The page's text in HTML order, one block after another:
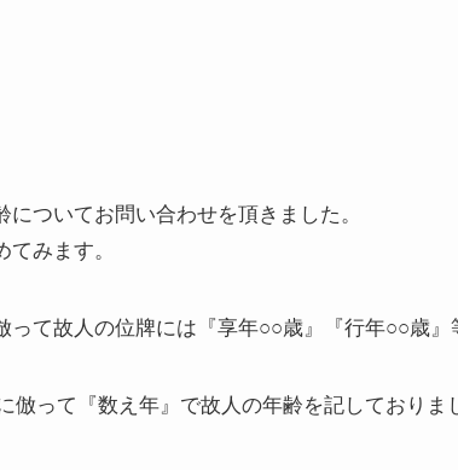
ついてお問い合わせを頂きました。
みます。
て故人の位牌には『享年○○歳』『行年○○歳』
って『数え年』で故人の年齢を記しておりま